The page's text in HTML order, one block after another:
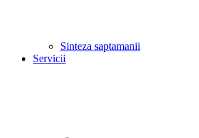
Sinteza saptamanii
Servicii